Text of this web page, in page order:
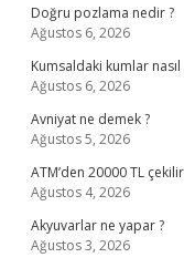
Doğru pozlama nedir ?
Ağustos 6, 2026
Kumsaldaki kumlar
Ağustos 6, 2026
Avniyat ne demek ?
Ağustos 5, 2026
ATM’den 20000 TL
Ağustos 4, 2026
Akyuvarlar ne yapar ?
Ağustos 3, 2026